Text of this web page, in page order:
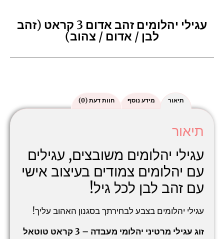
עגילי יהלומים זהב אדום 3 קראט (זהב
לבן / אדום / צהוב)
תיאור מידע נוסף חוות דעת (0)
תיאור
עגילי יהלומים משובצים, עגילים
עם יהלומים צמודים בעיצוב אישי
עם זהב לבן לכל גיל!
עגילי יהלומים בצבע לבחירתך בסגנון האהוב עליך!
זוג עגילי מרטיני יהלומי מעבדה – 3 קראט טוטאל